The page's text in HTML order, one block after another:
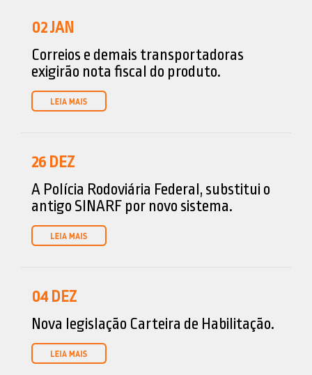
02JAN
Correios e demais transportadoras
exigirão nota fiscal do produto.
26 DEZ
A Polícia Rodoviária Federal, substitui o
antigo SINARF por novo sistema.
04 DEZ
Nova legislação Carteira de Habilitação.